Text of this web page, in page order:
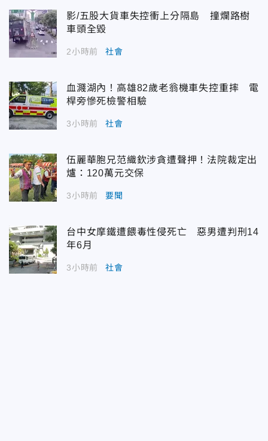
影/五股大貨車失控衝上分隔島 撞爛路樹
車頭全毀
2小時前 社會
血濺湖內！高雄82歲老翁機車失控重摔 電
桿旁慘死檢警相驗
3小時前 社會
伍麗華胞兄范織欽涉貪遭聲押！法院裁定出
爐：120萬元交保
3小時前 要聞
台中女摩鐵遭餵毒性侵死亡 惡男遭判刑14
年6月
3小時前 社會